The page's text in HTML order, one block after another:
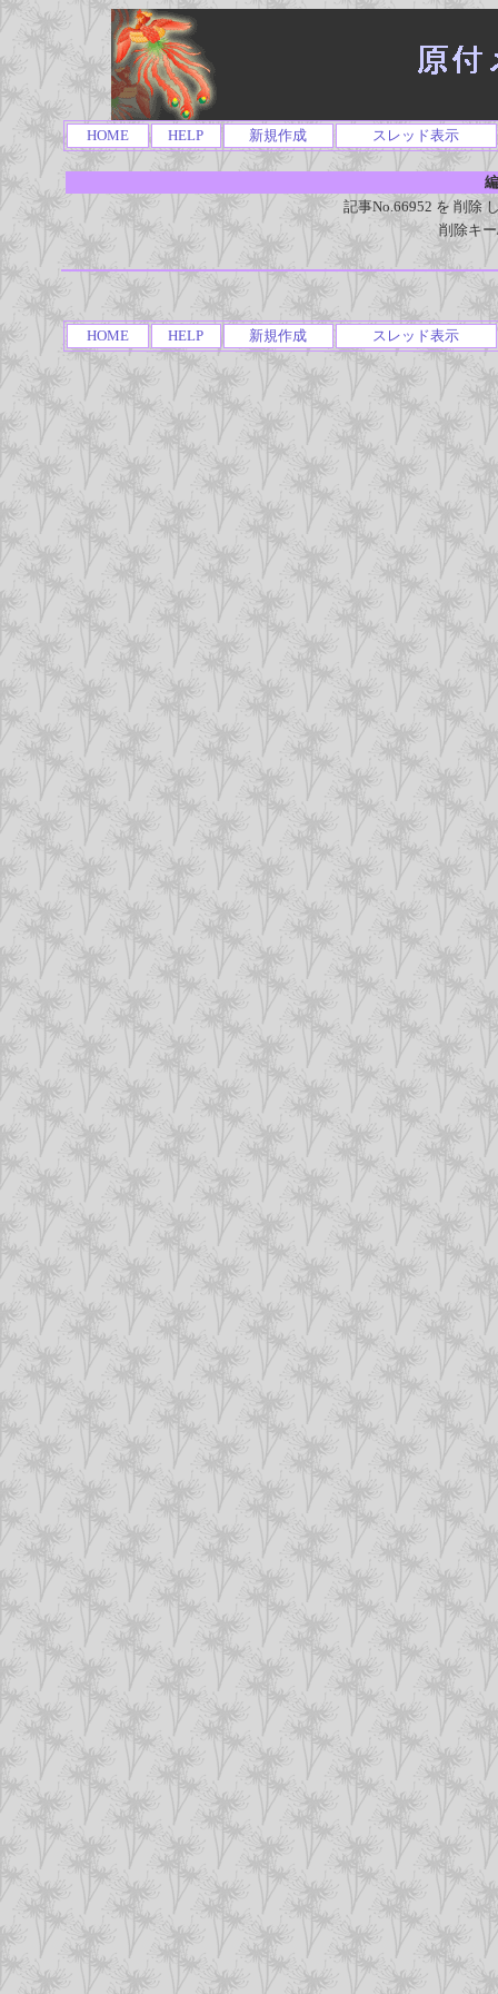
HOME HELP 新規作成 スレッド表示
記事No.66952 を 削除
削除キ
HOME HELP 新規作成 スレッド表示